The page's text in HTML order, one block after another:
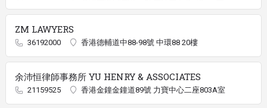
ZM LAWYERS
36192000 香港德輔道中88-98號 中環88 20樓
余沛恒律師事務所 YU HENRY & ASSOCIATES
21159525 香港金鐘金鐘道89號 力寶中心二座803A室